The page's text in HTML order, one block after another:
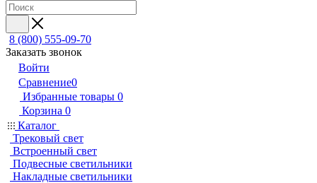
8 (800) 555-09-70
Заказать звонок
Войти
Сравнение0
Избранные товары 0
Корзина 0
Каталог
Трековый свет
Встроенный свет
Подвесные светильники
Накладные светильники